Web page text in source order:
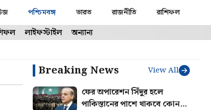
পশ্চিমবঙ্গ ভারত রাজনীতি রাশিফল
লাইফস্টাইল অন্যান্য
Breaking News View All
ফের অপারেশন সিঁদুর হলে
পাকিস্তানের পাশে থাকবে কোন